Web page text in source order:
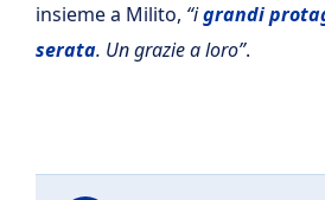
insieme a Milito, “igrandi
serata. Un grazie a loro”.